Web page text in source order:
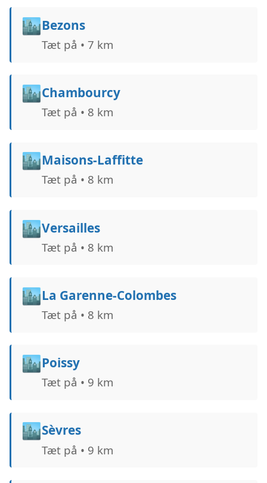
🏙️Bezons
Tæt på • 7 km
🏙️Chambourcy
Tæt på • 8 km
🏙️Maisons-Laffitte
Tæt på • 8 km
🏙️Versailles
Tæt på • 8 km
🏙️La Garenne-Colombes
Tæt på • 8 km
🏙️Poissy
Tæt på • 9 km
🏙️Sèvres
Tæt på • 9 km